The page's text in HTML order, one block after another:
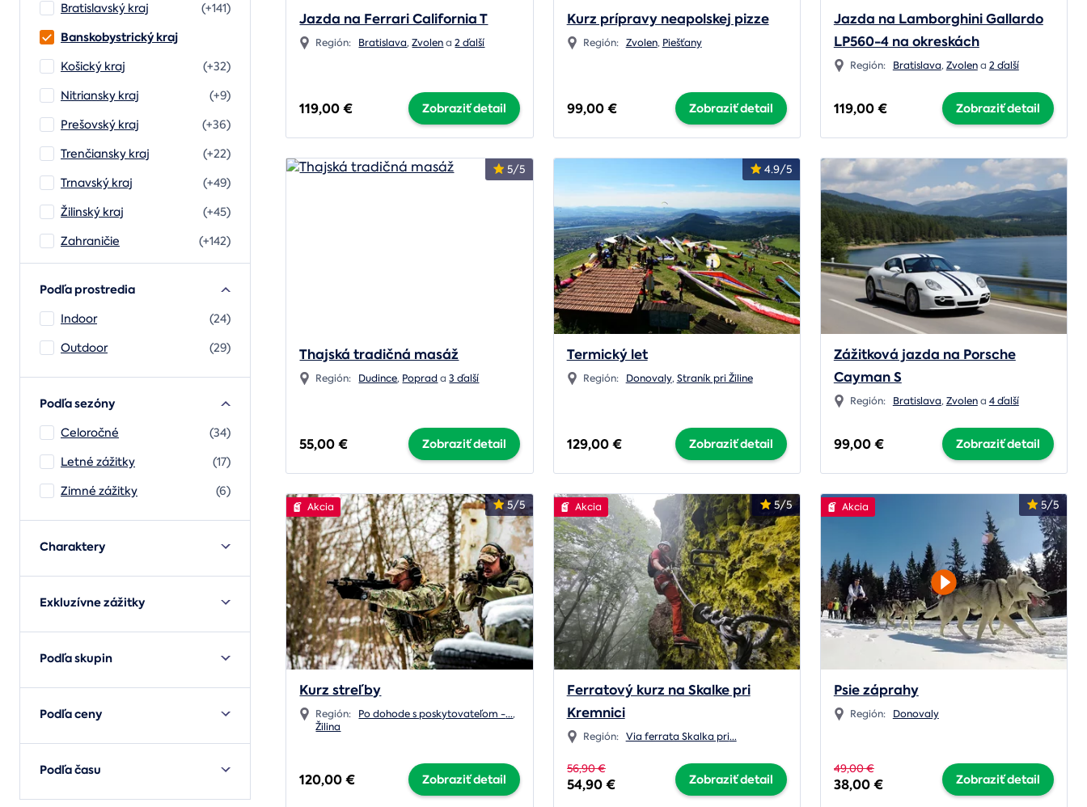
Bratislavský kraj (+141)
Banskobystrický kraj
Košický kraj
(+32)
Nitriansky kraj
(+9)
Prešovský kraj
(+36)
Trenčiansky kraj
(+22)
Trnavský kraj
(+49)
Žilinský kraj
(+45)
Zahraničie
(+142)
Podľa prostredia
Indoor
(24)
Outdoor
(29)
Podľa sezóny
Celoročné
(34)
Letné zážitky
(17)
Zimné zážitky
(6)
Charaktery
Exkluzívne zážitky
Podľa skupin
Podľa ceny
Podľa času
Jazda na Ferrari California T
Región: Bratislava,Zvolena2 ďalší
119,00 € Zobraziť detail
Kurz prípravy neapolskej pizze
Región: Zvolen, Piešťany
99,00 € Zobraziť detail
Jazda na Lamborghini Gallardo
LP560-4 na okreskách
Región: Bratislava,Zvolena 2 ďalší
119,00 € Zobraziť detail
5/5
Thajská tradičná masáž
Región: Dudince, Poprada3 ďalší
55,00 € Zobraziť detail
4.9/5
Termický let
Región: Donovaly,Straník pri Žiline
129,00 € Zobraziť detail
Zážitková jazda na Porsche
Cayman S
Región: Bratislava,Zvolena 4 ďalší
99,00 € Zobraziť detail
5/5
Akcia
Kurz streľby
Región: Po dohode s poskytovateľom -...,
Žilina
120,00 € Zobraziť detail
5/5
Akcia
Ferratový kurz na Skalke pri
Kremnici
Región: Via ferrata Skalka pri...
56,90 €
54,90 € Zobraziť detail
5/5
Akcia
Psie záprahy
Región: Donovaly
49,00 €
38,00 € Zobraziť detail